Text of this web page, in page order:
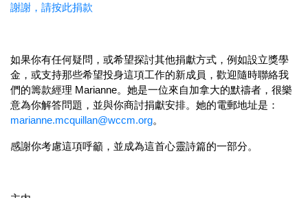
謝謝，請按此捐款
如果你有任何疑問，或希望探討其他捐獻方式，例如設立獎學
金，或支持那些希望投身這項工作的新成員，歡迎隨時聯絡我
們的籌款經理 Marianne。她是一位來自加拿大的默禱者，很樂
意為你解答問題，並與你商討捐獻安排。她的電郵地址是：
marianne.mcquillan@wccm.org。
感謝你考慮這項呼籲，並成為這首心靈詩篇的一部分。